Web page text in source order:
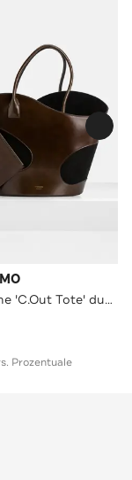
Handtasche 'C.Out Tote' dunkelbraun
Prozentuale